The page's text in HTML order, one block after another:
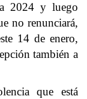
2024 y luego
no renunciará,
14 de enero,
también a
que está